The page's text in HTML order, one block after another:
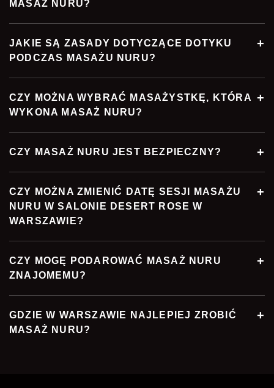
MASAŻ NURU?
JAKIE SĄ ZASADY DOTYCZĄCE DOTYKU
PODCZAS MASAŻU NURU?
CZY MOŻNA WYBRAĆ MASAŻYSTKĘ, KTÓRA
WYKONA MASAŻ NURU?
CZY MASAŻ NURU JEST BEZPIECZNY?
CZY MOŻNA ZMIENIĆ DATĘ SESJI MASAŻU
NURU W SALONIE DESERT ROSE W
WARSZAWIE?
CZY MOGĘ PODAROWAĆ MASAŻ NURU
ZNAJOMEMU?
GDZIE W WARSZAWIE NAJLEPIEJ ZROBIĆ
MASAŻ NURU?